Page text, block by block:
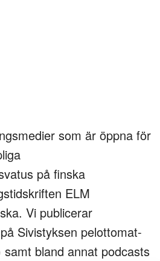
som är öppna för
på finska
ELM
Vi publicerar
Sivistyksen pelottomat-
samt bland annat podcasts